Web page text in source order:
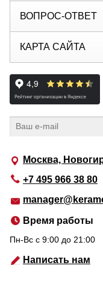
Москва,
+7 495 966 38 80
Время работы
Пн-Вс c 9:00 до 21:00
Написать нам
ВОПРОС-ОТВЕТ
КАРТА САЙТА